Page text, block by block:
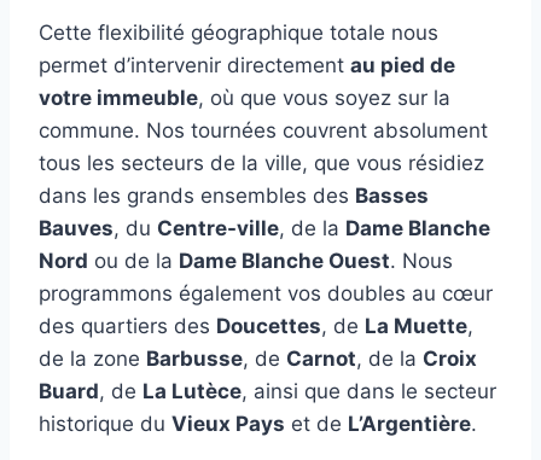
Cette flexibilité géographique totale nous
permet d’intervenir directement au pied de
votre immeuble, où que vous soyez sur la
commune. Nos tournées couvrent absolument
tous les secteurs de la ville, que vous résidiez
dans les grands ensembles des Basses
Bauves, du Centre-ville, de la Dame Blanche
Nord ou de la Dame Blanche Ouest. Nous
programmons également vos doubles au cœur
des quartiers des Doucettes, de La Muette,
de la zone Barbusse, de Carnot, de la Croix
Buard, de La Lutèce, ainsi que dans le secteur
historique du Vieux Pays et de L’Argentière.